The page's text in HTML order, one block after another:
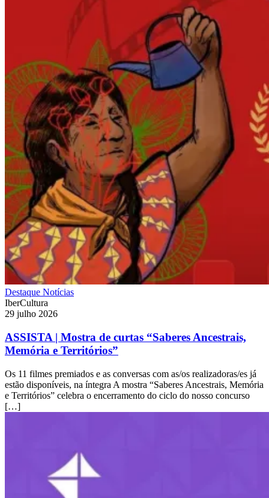
Destaque Notícias
IberCultura
29 julho 2026
ASSISTA | Mostra de curtas “Saberes Ancestrais,
Memória e Territórios”
Os 11 filmes premiados e as conversas com as/os realizadoras/es já
estão disponíveis, na íntegra A mostra “Saberes Ancestrais, Memória
e Territórios” celebra o encerramento do ciclo do nosso concurso
[…]